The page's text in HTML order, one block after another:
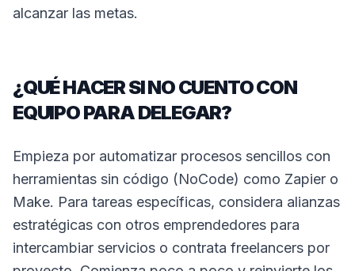
alcanzar las metas.
¿QUÉ HACER SI NO CUENTO CON
EQUIPO PARA DELEGAR?
Empieza por automatizar procesos sencillos con
herramientas sin código (NoCode) como Zapier o
Make. Para tareas específicas, considera alianzas
estratégicas con otros emprendedores para
intercambiar servicios o contrata freelancers por